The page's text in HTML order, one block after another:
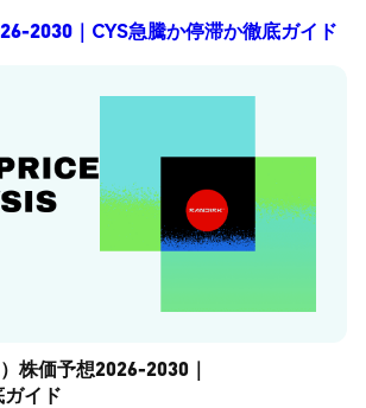
2030｜CYS急騰か停滞か徹底ガイド
株価予想2026-2030｜
イド